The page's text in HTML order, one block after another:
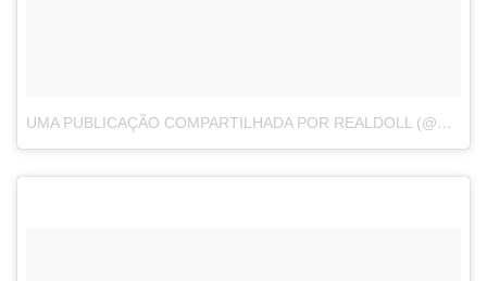
UMA PUBLICAÇÃO COMPARTILHADA POR REALDOLL (@ABYSSREALDOLL)